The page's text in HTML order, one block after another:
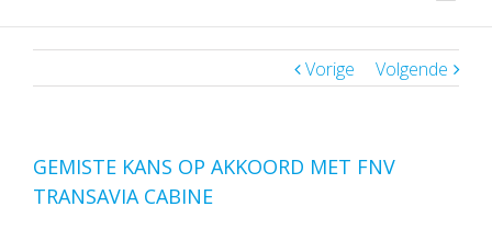
Vorige Volgende
GEMISTE KANS OP AKKOORD MET FNV
TRANSAVIA CABINE